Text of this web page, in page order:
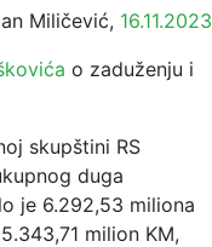
Miličević, 16.11.2023
o zaduženju i
skupštini RS
duga
je 6.292,53 miliona
milion KM,